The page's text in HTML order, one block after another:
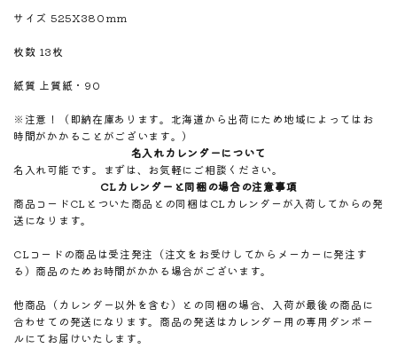
サイズ 525X380mm
枚数 13枚
紙質 上質紙・90
※注意！（即納在庫あります。北海道から出荷にため地域によってはお
時間がかかることがございます。）
名入れカレンダーについて
名入れ可能です。まずは、お気軽にご相談ください。
CLカレンダーと同梱の場合の注意事項
商品コードCLとついた商品との同梱はCLカレンダーが入荷してからの発
送になります。
CLコードの商品は受注発注（注文をお受けしてからメーカーに発注す
る）商品のためお時間がかかる場合がございます。
他商品（カレンダー以外を含む）との同梱の場合、入荷が最後の商品に
合わせての発送になります。商品の発送はカレンダー用の専用ダンボー
ルにてお届けいたします。